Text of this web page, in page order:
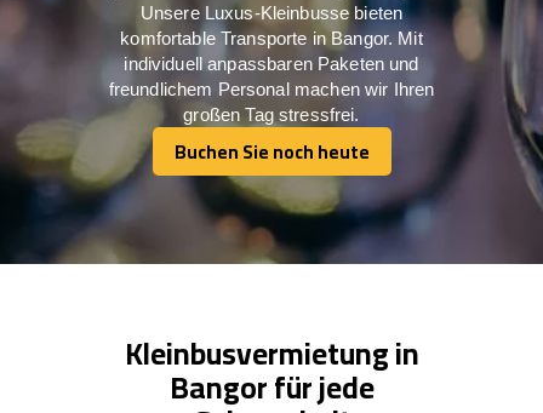
Unsere Luxus-Kleinbusse bieten
komfortable Transporte in Bangor. Mit
individuell anpassbaren Paketen und
freundlichem Personal machen wir Ihren
großen Tag stressfrei.
Buchen Sie noch heute
Buchen Sie noch heute
Kleinbusvermietung in
Bangor für jede